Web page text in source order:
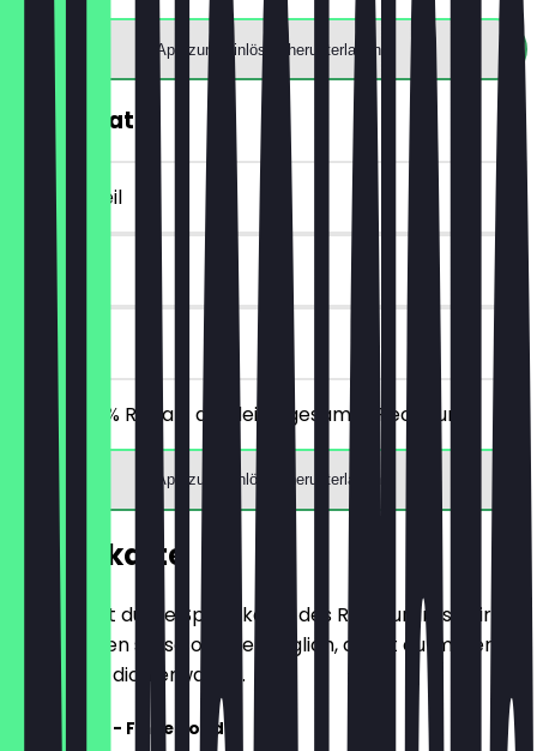
App zum Einlösen herunterladen
30% Rabatt
~5 € Vorteil
30 Tage
vor Ort
Erhalte 30% Rabatt auf deine gesamte Rechnung!
App zum Einlösen herunterladen
Speisekarte
Hier findest du die Speisekarte des Restaurants. Wir
aktualisieren sie so oft wie möglich, damit du immer
weißt, was dich erwartet.
Vorspeisen - Fingerfood